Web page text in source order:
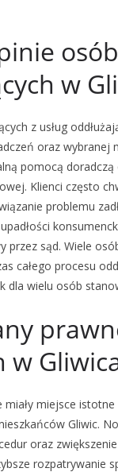
w
z usług
oraz wybranej
pomocą
Klienci często
problemu
przez sąd. Wiele
całego procesu
dla wielu osób
w
miały miejsce
Gliwic.
oraz
rozpatrywanie